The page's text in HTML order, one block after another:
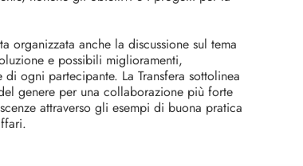
organizzata anche la discussione sul tema
e possibili miglioramenti,
ogni partecipante. La Transfera sottolinea
genere per una collaborazione più forte
attraverso gli esempi di buona pratica